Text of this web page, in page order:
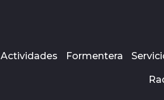
Actividades Formentera